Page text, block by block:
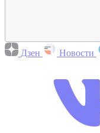
Дзен Новости